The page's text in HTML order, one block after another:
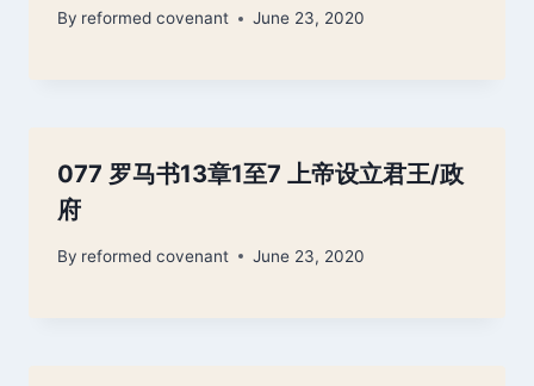
By reformed covenant June 23, 2020
077 罗马书13章1至7 上帝设立君王/政
府
By reformed covenant June 23, 2020